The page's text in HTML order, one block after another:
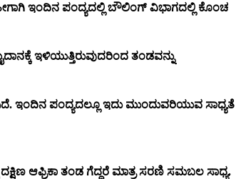
ಇಂದಿನ ಪಂದ್ಯದಲ್ಲಿ ಬೌಲಿಂಗ್ ವಿಭಾಗದಲ್ಲಿ ಕೊಂಚ
ಇಳಿಯುತ್ತಿರುವುದರಿಂದ ತಂಡವನ್ನು
ಇಂದಿನ ಪಂದ್ಯದಲ್ಲೂ ಇದು ಮುಂದುವರಿಯುವ ಸಾಧ್ಯತೆ
ಆಫ್ರಿಕಾ ತಂಡ ಗೆದ್ದರೆ ಮಾತ್ರ ಸರಣಿ ಸಮಬಲ ಸಾಧ್ಯ.